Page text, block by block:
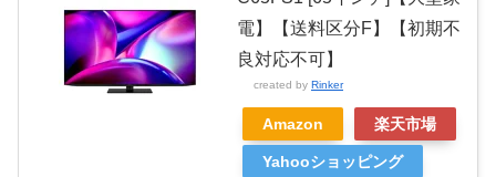
電】【送料区分F】【初期不
良対応不可】
created by Rinker
Amazon 楽天市場
Yahooショッピング